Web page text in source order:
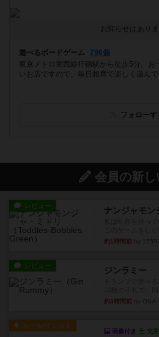
お知らせはありま
遊べるボードゲーム
796個
東京メトロ東西線行徳駅から徒歩5分、お
いお店ですので、毎日相席で楽しく遊んで
フォローす
会員の新し
レビュー ナンジャモン
約1時間前
レビュー ジンラミー
約3時間前
ルール/インスト
画像付き 充実